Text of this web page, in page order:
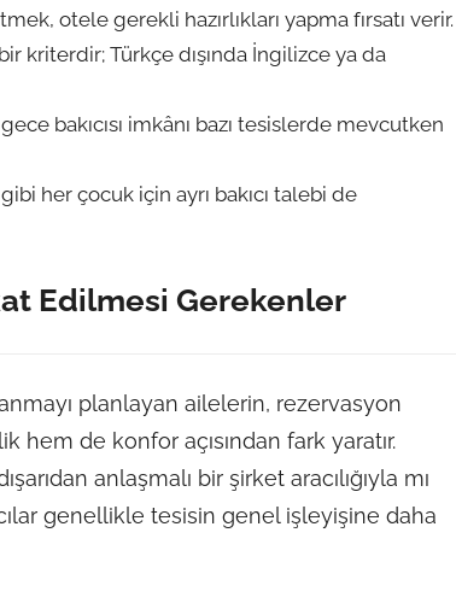
otele gerekli hazırlıkları yapma fırsatı verir.
kriterdir; Türkçe dışında İngilizce ya da
bakıcısı imkânı bazı tesislerde mevcutken
her çocuk için ayrı bakıcı talebi de
Edilmesi Gerekenler
planlayan ailelerin, rezervasyon
hem de konfor açısından fark yaratır.
anlaşmalı bir şirket aracılığıyla mı
genellikle tesisin genel işleyişine daha